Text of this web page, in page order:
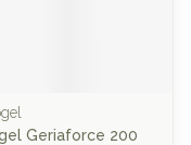
Geriaforce 200